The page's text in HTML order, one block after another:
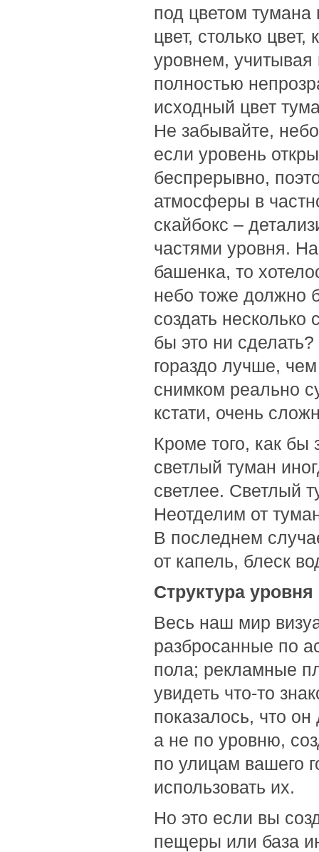
под цветом тумана
цвет, столько
уровнем, учитывая
полностью
исходный цвет
Не забывайте,
если уровень
беспрерывно,
атмосферы в
скайбокс –
частями уровня.
башенка, то
небо тоже должно
создать
бы это ни
гораздо лучше,
снимком реально
кстати, очень
Кроме того, как бы
светлый туман
светлее. Светлый
Неотделим от
В последнем
от капель, блеск
Структура уровня
Весь наш мир
разбросанные по
пола; рекламные
увидеть что-то
показалось, что
а не по уровню,
по улицам вашего
использовать их.
Но это если вы
пещеры или база